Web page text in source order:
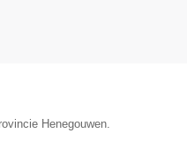
Henegouwen.